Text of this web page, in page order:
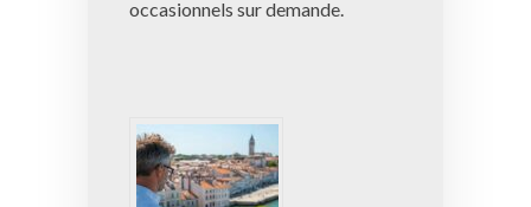
occasionnels sur demande.